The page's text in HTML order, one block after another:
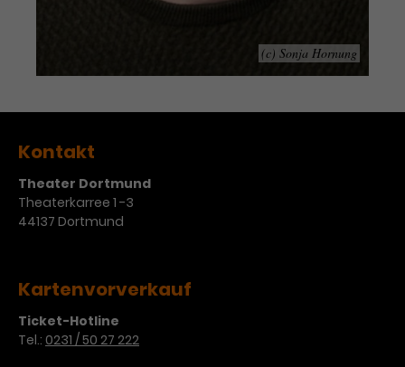
(c) Sonja Hornung
Kontakt
Theater Dortmund
Theaterkarree 1 -3
44137 Dortmund
Kartenvorverkauf
Ticket-Hotline
Tel.: 0231 / 50 27 222